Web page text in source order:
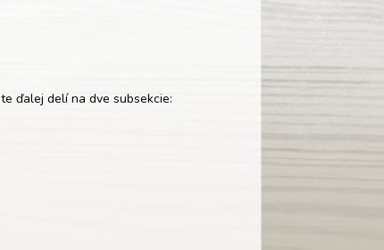
ďalej delí na dve subsekcie: